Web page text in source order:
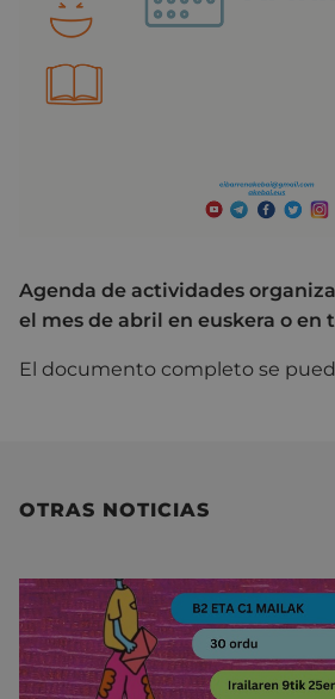
Agenda de actividades
el mes de abril en euskera o en
El documento completo se
OTRAS NOTICIAS